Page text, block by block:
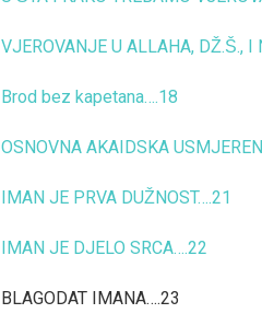
VJEROVANJE U ALLAHA, DŽ.Š., I
Brod bez kapetana….18
OSNOVNA AKAIDSKA
IMAN JE PRVA DUŽNOST….21
IMAN JE DJELO SRCA….22
BLAGODAT IMANA….23